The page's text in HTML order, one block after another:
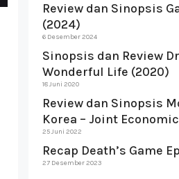
Review dan Sinopsis
(2024)
6 Desember 2024
Sinopsis dan Review
Wonderful Life (2020)
18 Juni 2020
Review dan Sinopsis
Korea – Joint
25 Juni 2022
Recap Death’s Game
27 Desember 2023